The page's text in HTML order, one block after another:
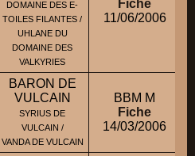
DOMAINE DES E-
TOILES FILANTES /
UHLANE DU
DOMAINE DES
VALKYRIES
Fiche
11/06/2006
BARON DE
VULCAIN
SYRIUS DE
VULCAIN /
VANDA DE VULCAIN
BBM M
Fiche
14/03/2006